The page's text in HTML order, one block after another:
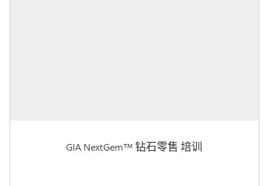
GIA NextGem™ 钻石零售 培训